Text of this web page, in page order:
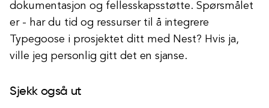
dokumentasjon og fellesskapsstøtte. Spørsmålet
er - har du tid og ressurser til å integrere
Typegoose i prosjektet ditt med Nest? Hvis ja,
ville jeg personlig gitt det en sjanse.
Sjekk også ut